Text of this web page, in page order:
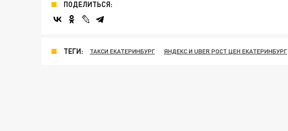
ПОДЕЛИТЬСЯ:
ТЕГИ: ТАКСИ ЕКАТЕРИНБУРГ ЯНДЕКС И UBER РОСТ ЦЕН ЕКАТЕРИНБУРГ